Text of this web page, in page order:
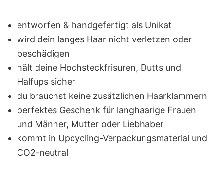
entworfen & handgefertigt als Unikat
wird dein langes Haar nicht verletzen oder
beschädigen
hält deine Hochsteckfrisuren, Dutts und
Halfups sicher
du brauchst keine zusätzlichen Haarklammern
perfektes Geschenk für langhaarige Frauen
und Männer, Mutter oder Liebhaber
kommt in Upcycling-Verpackungsmaterial und
CO2-neutral